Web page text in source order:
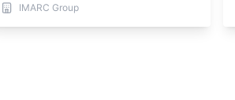
IMARC Group